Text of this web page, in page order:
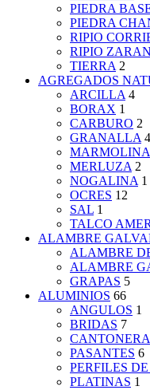
PIEDRA
PIEDRA
RIPIO
RIPIO
TIERRA 2
AGREGADOS
ARCILLA 4
BORAX 1
CARBURO 2
GRANALLA 4
MARMOLINA
MERLUZA 2
NOGALINA 1
OCRES 12
SAL 1
TALCO
ALAMBRE
ALAMBRE
ALAMBRE
GRAPAS 5
ALUMINIOS 66
ANGULOS 1
BRIDAS 7
CANTONERA
PASANTES 6
PERFILES
PLATINAS 1